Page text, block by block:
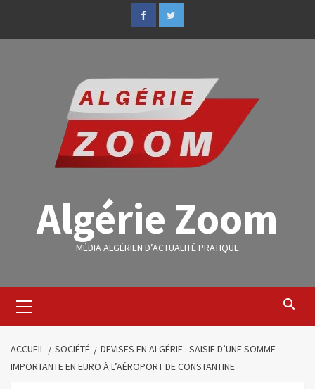
Algérie Zoom
MÉDIA ALGÉRIEN D’ACTUALITÉ PRATIQUE
ACCUEIL SOCIÉTÉ
DEVISES EN ALGÉRIE : SAISIE D’UNE SOMME
IMPORTANTE EN EURO À L’AÉROPORT DE CONSTANTINE